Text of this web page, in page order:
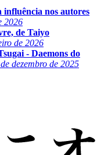
influência nos autores
2026
de Taiyo
de 2026
- Daemons do
dezembro de 2025